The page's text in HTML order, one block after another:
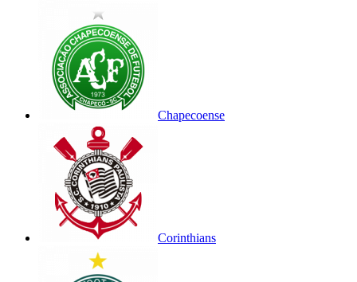
Chapecoense
Corinthians